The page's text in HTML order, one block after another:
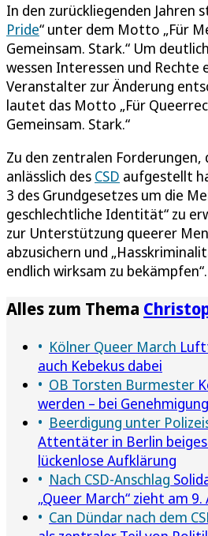
In den zurückliegenden Jahren
Pride“ unter dem Motto „Für
Gemeinsam. Stark.“ Um
wessen Interessen und Rechte
Veranstalter zur Änderung
lautet das Motto „Für
Gemeinsam. Stark.“
Zu den zentralen Forderungen,
anlässlich des CSD aufgestellt
3 des Grundgesetzes um die
geschlechtliche Identität“ zu
zur Unterstützung queerer
abzusichern und
endlich wirksam zu bekämpfen“.
Alles zum Thema
Kölner Queer March
auch Kebekus dabei
OB Torsten Burmester
werden – bei
Beerdigung unter
Attentäter in Berlin
lückenlose Aufklärung
Nach CSD-Anschlag
„Queer March“ zieht am
Can Dündar nach dem